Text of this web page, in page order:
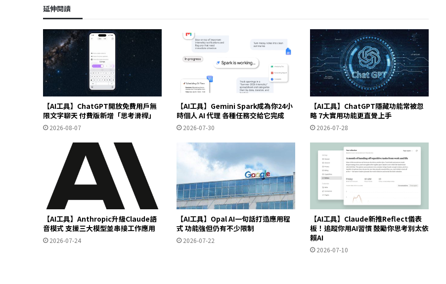
延伸閱讀
【AI工具】ChatGPT開放免費用戶無
限文字聊天 付費版新增「思考滑桿」
2026-08-07
【AI工具】Gemini Spark成為你24小
時個人 AI 代理 各種任務交給它完成
2026-07-30
【AI工具】ChatGPT隱藏功能常被忽
略 7大實用功能更直覺上手
2026-07-28
【AI工具】Anthropic升級Claude語
音模式 支援三大模型並串接工作應用
2026-07-24
【AI工具】Opal AI一句話打造應用程
式 功能強但仍有不少限制
2026-07-22
【AI工具】Claude新推Reflect儀表
板！追蹤你用AI習慣 鼓勵你思考別太依
賴AI
2026-07-10